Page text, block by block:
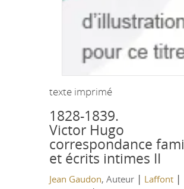
texte imprimé
1828-1839.
Victor Hugo
correspondance
et écrits intimes II
Jean Gaudon, Auteur | Laffont|